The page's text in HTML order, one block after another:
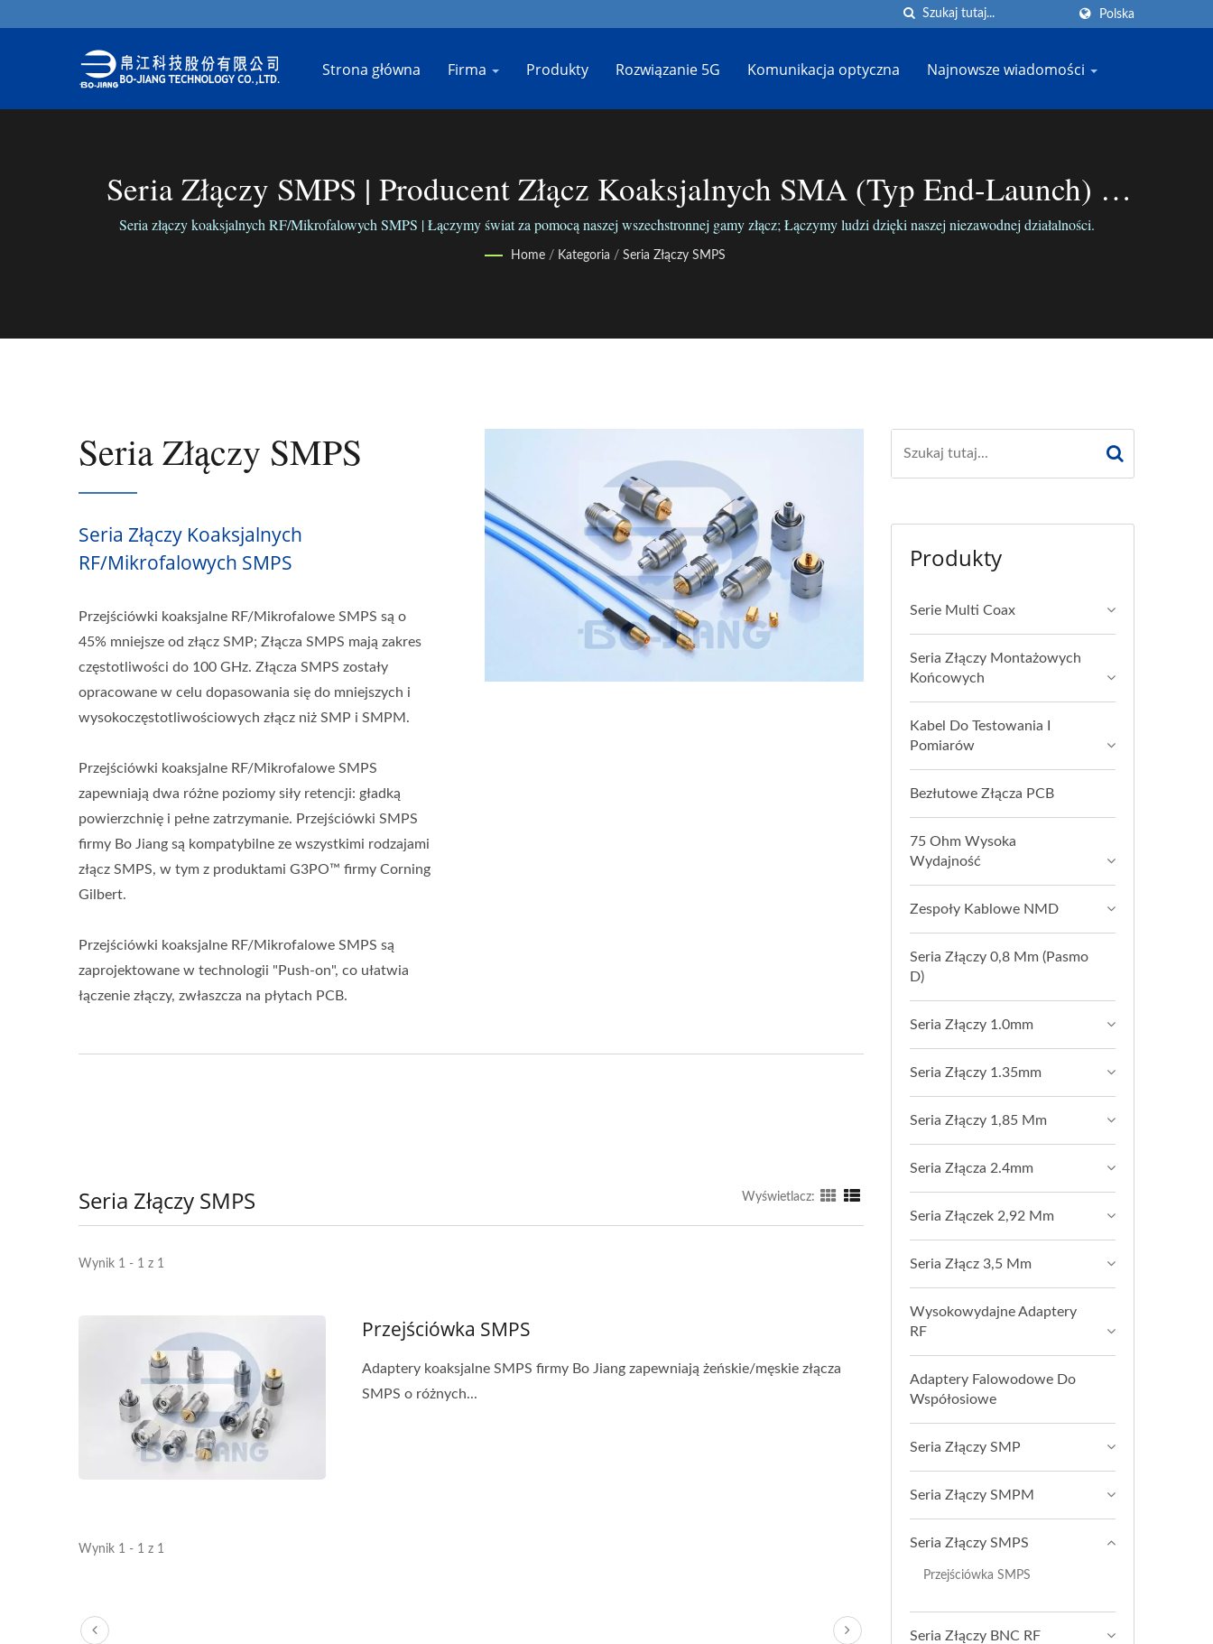
Polska
Strona główna Firma Produkty Rozwiązanie 5G Komunikacja optyczna Najnowsze wiadomości
Seria Złączy SMPS | Producent Złącz Koaksjalnych SMA (typ End-Launch) |
BO-JIANG
Seria złączy koaksjalnych RF/Mikrofalowych SMPS | Łączymy świat za pomocą naszej wszechstronnej gamy złącz; Łączymy ludzi dzięki naszej niezawodnej działalności.
Home / Kategoria / Seria Złączy SMPS
Seria Złączy SMPS
Seria Złączy Koaksjalnych
RF/Mikrofalowych SMPS
Przejściówki koaksjalne RF/Mikrofalowe SMPS są o
45% mniejsze od złącz SMP; Złącza SMPS mają zakres
częstotliwości do 100 GHz. Złącza SMPS zostały
opracowane w celu dopasowania się do mniejszych i
wysokoczęstotliwościowych złącz niż SMP i SMPM.
Przejściówki koaksjalne RF/Mikrofalowe SMPS
zapewniają dwa różne poziomy siły retencji: gładką
powierzchnię i pełne zatrzymanie. Przejściówki SMPS
firmy Bo Jiang są kompatybilne ze wszystkimi rodzajami
złącz SMPS, w tym z produktami G3PO™ firmy Corning
Gilbert.
Przejściówki koaksjalne RF/Mikrofalowe SMPS są
zaprojektowane w technologii "Push-on", co ułatwia
łączenie złączy, zwłaszcza na płytach PCB.
Seria Złączy SMPS Wyświetlacz:
Wynik 1 - 1 z 1
Przejściówka SMPS
Adaptery koaksjalne SMPS firmy Bo Jiang zapewniają żeńskie/męskie złącza
SMPS o różnych...
Wynik 1 - 1 z 1
Produkty
Serie Multi Coax
Seria Złączy Montażowych
Końcowych
Kabel Do Testowania I
Pomiarów
Bezłutowe Złącza PCB
75 Ohm Wysoka
Wydajność
Zespoły Kablowe NMD
Seria Złączy 0,8 Mm (pasmo
D)
Seria Złączy 1.0mm
Seria Złączy 1.35mm
Seria Złączy 1,85 Mm
Seria Złącza 2.4mm
Seria Złączek 2,92 Mm
Seria Złącz 3,5 Mm
Wysokowydajne Adaptery
RF
Adaptery Falowodowe Do
Współosiowe
Seria Złączy SMP
Seria Złączy SMPM
Seria Złączy SMPS
Przejściówka SMPS
Seria Złączy BNC RF